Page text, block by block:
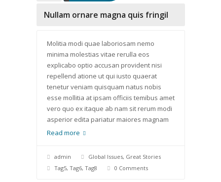
Nullam ornare magna quis fringil
Molitia modi quae laboriosam nemo
minima molestias vitae rerulla eos
explicabo optio accusan provident nisi
repellend atione ut qui iusto quaerat
tenetur veniam quisquam natus nobis
esse mollitia at ipsam officiis temibus amet
vero quo ex itaque ab nam sit rerum modi
asperior edita pariatur maiores magnam
Read more
admin Global Issues, Great Stories
Tag5, Tag6, Tag8 0 Comments